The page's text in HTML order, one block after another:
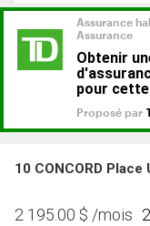
10 CONCORD
2 195.00 $ /mois